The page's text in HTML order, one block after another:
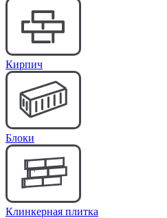
Кирпич
Блоки
Клинкерная плитка